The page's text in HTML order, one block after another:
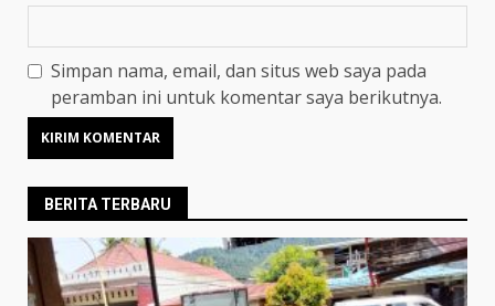
Simpan nama, email, dan situs web saya pada
peramban ini untuk komentar saya berikutnya.
BERITA TERBARU